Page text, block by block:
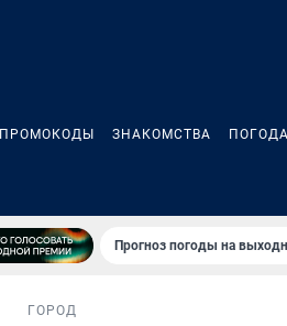
ПРОМОКОДЫ ЗНАКОМСТВА ПОГОДА
Прогноз погоды на
ГОРОД